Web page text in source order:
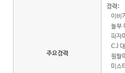
주요경력
경력:
이비
놀부
피자
CJ
원할
미스